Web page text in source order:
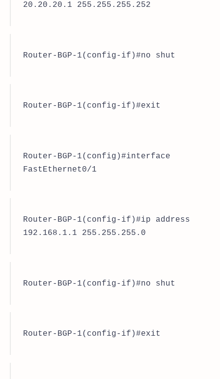
20.20.20.1 255.255.255.252
Router-BGP-1(config-if)#no shut
Router-BGP-1(config-if)#exit
Router-BGP-1(config)#interface
FastEthernet0/1
Router-BGP-1(config-if)#ip address
192.168.1.1 255.255.255.0
Router-BGP-1(config-if)#no shut
Router-BGP-1(config-if)#exit